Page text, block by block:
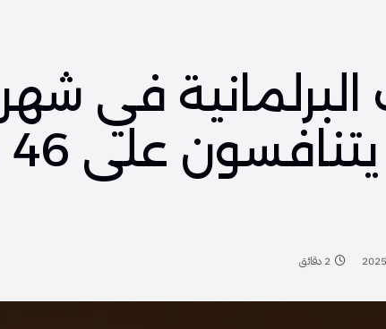
2 دقائق